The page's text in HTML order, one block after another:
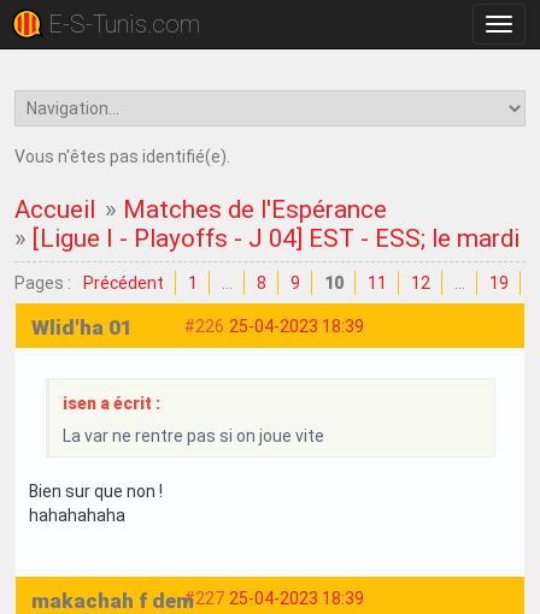
la
E-S-Tunis.com
Vous n'êtes pas identifié(e).
Accueil » Matches de l'Espérance
» [Ligue I - Playoffs - J 04] EST - ESS; le mardi
Pages : Précédent 1 8 9 10 11 12 19
#226 25-04-2023 18:39
Wlid'ha 01
isen a écrit :
La var ne rentre pas si on joue vite
Bien sur que non !
hahahahaha
#227 25-04-2023 18:39
makachah f dem